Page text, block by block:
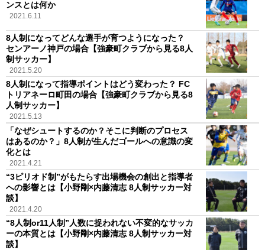
ンスとは何か
2021.6.11
8人制になってどんな選手が育つようになった？
センアーノ神戸の場合【強豪町クラブから見る8人
制サッカー】
2021.5.20
8人制になって指導ポイントはどう変わった？ FC
トリアネーロ町田の場合【強豪町クラブから見る8
人制サッカー】
2021.5.13
「なぜシュートするのか？そこに判断のプロセス
はあるのか？」8人制が生んだゴールへの意識の変
化とは
2021.4.21
“3ピリオド制”がもたらす出場機会の創出と指導者
への影響とは【小野剛×内藤清志 8人制サッカー対
談】
2021.4.20
“8人制or11人制”人数に捉われない不変的なサッカ
ーの本質とは【小野剛×内藤清志 8人制サッカー対
談】